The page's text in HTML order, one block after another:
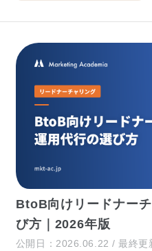
BtoB向けリードナー
び方｜2026年版
公開日：2026.06.22 / 最終